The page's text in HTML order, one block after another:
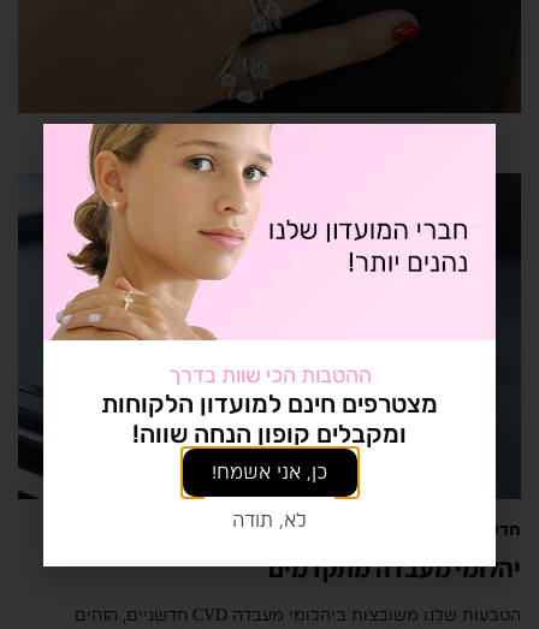
חדשנות וקיימות
יהלומי מעבדה מתקדמים
הטבעות שלנו משובצות ביהלומי מעבדה CVD חדשניים, הזהים
ההטבות הכי שוות בדרך
מצטרפים חינם למועדון הלקוחות
ומקבלים קופון הנחה שווה!
כן, אני אשמח!
לא, תודה